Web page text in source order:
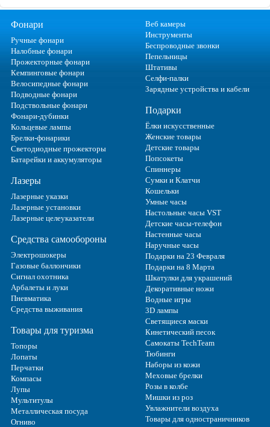
Фонари
Ручные фонари
Налобные фонари
Прожекторные фонари
Кемпинговые фонари
Велосипедные фонари
Подводные фонари
Подствольные фонари
Фонари-дубинки
Кольцевые лампы
Брелки-фонарики
Светодиодные прожекторы
Батарейки и аккумуляторы
Лазеры
Лазерные указки
Лазерные установки
Лазерные целеуказатели
Средства самообороны
Электрошокеры
Газовые баллончики
Сигнал охотника
Арбалеты и луки
Пневматика
Средства выживания
Товары для туризма
Топоры
Лопаты
Перчатки
Компасы
Лупы
Мультитулы
Металлическая посуда
Огниво
Веб камеры
Инструменты
Беспроводные звонки
Пепельницы
Штативы
Селфи-палки
Зарядные устройства и кабели
Подарки
Ёлки искусственные
Женские товары
Детские товары
Попсокеты
Спиннеры
Сумки и Клатчи
Кошельки
Умные часы
Настольные часы VST
Детские часы-телефон
Настенные часы
Наручные часы
Подарки на 23 Февраля
Подарки на 8 Марта
Шкатулки для украшений
Декоративные ножи
Водные игры
3D лампы
Светящиеся маски
Кинетический песок
Самокаты TechTeam
Тюбинги
Наборы из кожи
Меховые брелки
Розы в колбе
Мишки из роз
Увлажнители воздуха
Товары для одностраничников